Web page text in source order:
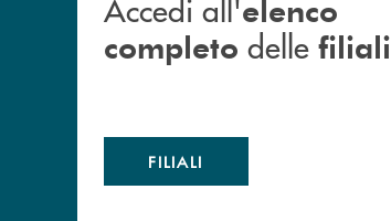
Accedi all'elenco
completo delle filiali
FILIALI